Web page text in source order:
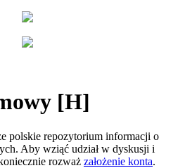
[H]
polskie repozytorium informacji o
Aby wziąć udział w dyskusji i
rozważ założenie konta.